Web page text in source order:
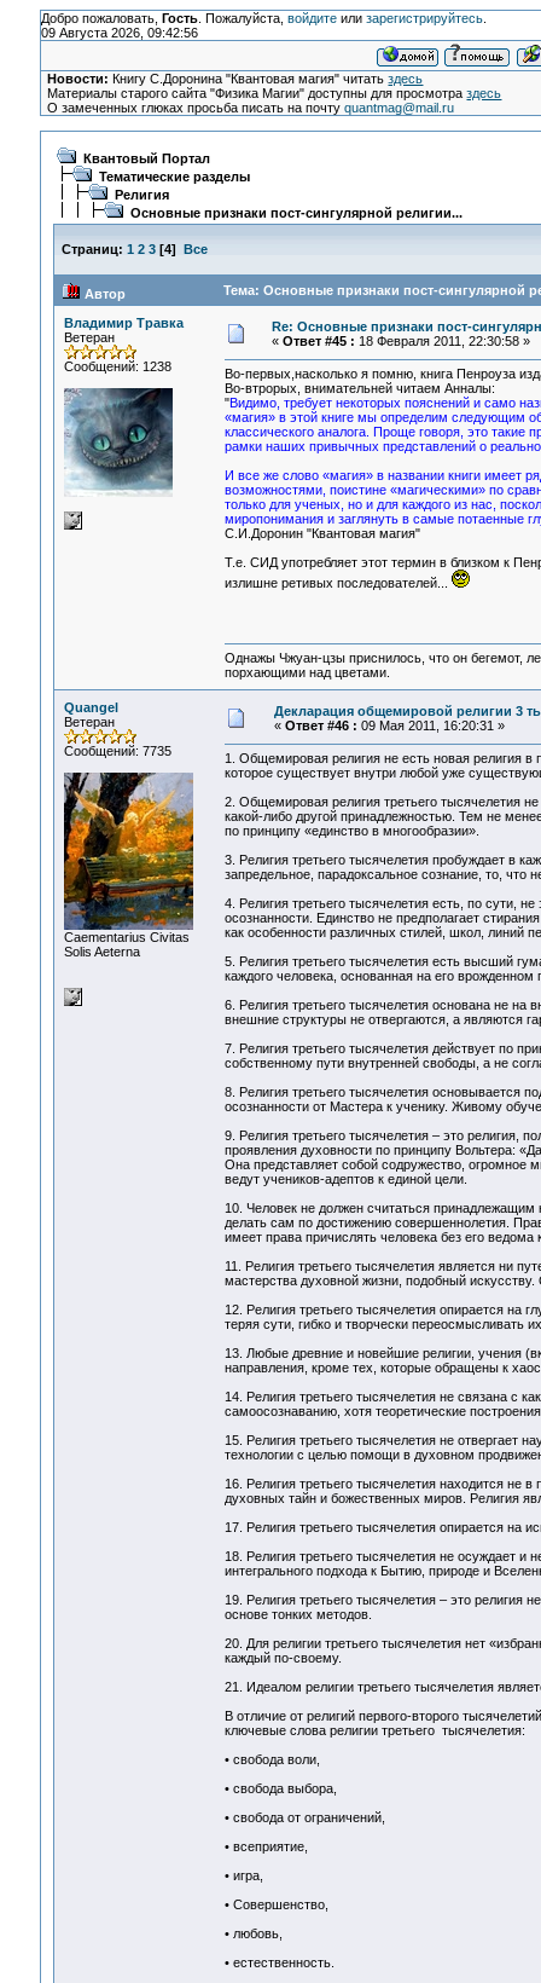
Добро пожаловать, Гость. Пожалуйста, войдитеили зарегистрируйтесь.
09 Августа 2026, 09:42:56
Новости: Книгу С.Доронина "Квантовая магия" читатьздесь
Материалы старого сайта "Физика Магии" доступны для просмотраздесь
О замеченных глюках просьба писать на почтуquantmag@mail.ru
Квантовый Портал
Тематические разделы
Религия
Основные признаки пост-сингулярной религии...
Страниц: 1 2 3[4] Все
Автор Тема: Основные признаки пост-сингулярной
Владимир Травка
Ветеран
Сообщений: 1238
Re: Основные признаки пост-
« Ответ #45 : 18 Февраля 2011, 22:30:58 »
Во-первых,насколько я помню, книга Пенроуза
Во-втрорых, внимательней читаем Анналы:
"Видимо, требует некоторых пояснений и само
«магия» в этой книге мы определим следующим
классического аналога. Проще говоря, это такие
рамки наших привычных представлений о
И все же слово «магия» в названии книги имеет
возможностями, поистине «магическими» по
только для ученых, но и для каждого из нас,
миропонимания и заглянуть в самые потаенные
С.И.Доронин "Квантовая магия"
Т.е. СИД употребляет этот термин в близком к
излишне ретивых последователей...
Однажы Чжуан-цзы приснилось, что он бегемот,
порхающими над цветами.
Quangel
Ветеран
Сообщений: 7735
Сaementarius Civitas
Solis Aeterna
Декларация общемировой религии 3
« Ответ #46 : 09 Мая 2011, 16:20:31 »
1. Общемировая религия не есть новая религия
которое существует внутри любой уже
2. Общемировая религия третьего тысячелетия
какой-либо другой принадлежностью. Тем не
по принципу «единство в многообразии».
3. Религия третьего тысячелетия пробуждает в
запредельное, парадоксальное сознание, то,
4. Религия третьего тысячелетия есть, по сути,
осознанности. Единство не предполагает
как особенности различных стилей, школ, линий
5. Религия третьего тысячелетия есть высший
каждого человека, основанная на его врожденном
6. Религия третьего тысячелетия основана не на
внешние структуры не отвергаются, а являются
7. Религия третьего тысячелетия действует по
собственному пути внутренней свободы, а не
8. Религия третьего тысячелетия основывается
осознанности от Мастера к ученику. Живому
9. Религия третьего тысячелетия – это
проявления духовности по принципу Вольтера:
Она представляет собой содружество, огромное
ведут учеников-адептов к единой цели.
10. Человек не должен считаться принадлежащим
делать сам по достижению совершеннолетия.
имеет права причислять человека без его
11. Религия третьего тысячелетия является ни
мастерства духовной жизни, подобный
12. Религия третьего тысячелетия опирается на
теряя сути, гибко и творчески переосмысливать
13. Любые древние и новейшие религии, учения
направления, кроме тех, которые обращены к
14. Религия третьего тысячелетия не связана с
самоосознаванию, хотя теоретические
15. Религия третьего тысячелетия не отвергает
технологии с целью помощи в духовном
16. Религия третьего тысячелетия находится не
духовных тайн и божественных миров. Религия
17. Религия третьего тысячелетия опирается на
18. Религия третьего тысячелетия не осуждает и
интегрального подхода к Бытию, природе и
19. Религия третьего тысячелетия – это религия
основе тонких методов.
20. Для религии третьего тысячелетия нет
каждый по-своему.
21. Идеалом религии третьего тысячелетия
В отличие от религий первого-второго
ключевые слова религии третьего тысячелетия:
• свобода воли,
• свобода выбора,
• свобода от ограничений,
• всеприятие,
• игра,
• Cовершенство,
• любовь,
• естественность.